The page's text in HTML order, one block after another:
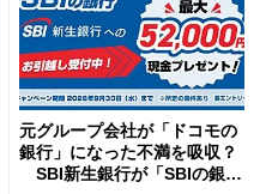
元グループ会社が「ドコモの
銀行」になった不満を吸収？
SBI新生銀行が「SBIの銀